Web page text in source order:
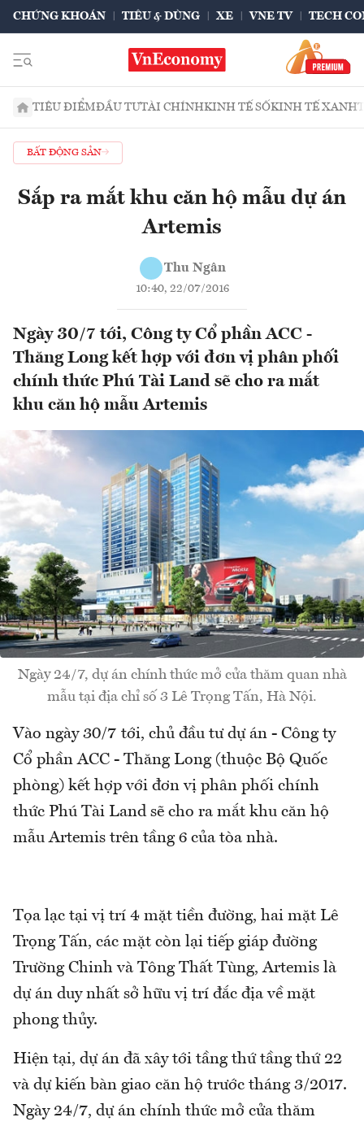
CHỨNG KHOÁN TIÊU & DÙNG XE VNE TV TECH
TIÊU ĐIỂMĐẦU TƯTÀI CHÍNHKINH TẾ SỐKINH TẾ XANH
BẤT ĐỘNG SẢN
Sắp ra mắt khu căn hộ mẫu dự án
Artemis
Thu Ngân
10:40, 22/07/2016
Ngày 30/7 tới, Công ty Cổ phần ACC -
Thăng Long kết hợp với đơn vị phân phối
chính thức Phú Tài Land sẽ cho ra mắt
khu căn hộ mẫu Artemis
Ngày 24/7, dự án chính thức mở cửa thăm quan nhà
mẫu tại địa chỉ số 3 Lê Trọng Tấn, Hà Nội.
Vào ngày 30/7 tới, chủ đầu tư dự án - Công ty
Cổ phần ACC - Thăng Long (thuộc Bộ Quốc
phòng) kết hợp với đơn vị phân phối chính
thức Phú Tài Land sẽ cho ra mắt khu căn hộ
mẫu Artemis trên tầng 6 của tòa nhà.
Tọa lạc tại vị trí 4 mặt tiền đường, hai mặt Lê
Trọng Tấn, các mặt còn lại tiếp giáp đường
Trường Chinh và Tông Thất Tùng, Artemis là
dự án duy nhất sở hữu vị trí đắc địa về mặt
phong thủy.
Hiện tại, dự án đã xây tới tầng thứ tầng thứ 22
và dự kiến bàn giao căn hộ trước tháng 3/2017.
Ngày 24/7, dự án chính thức mở cửa thăm